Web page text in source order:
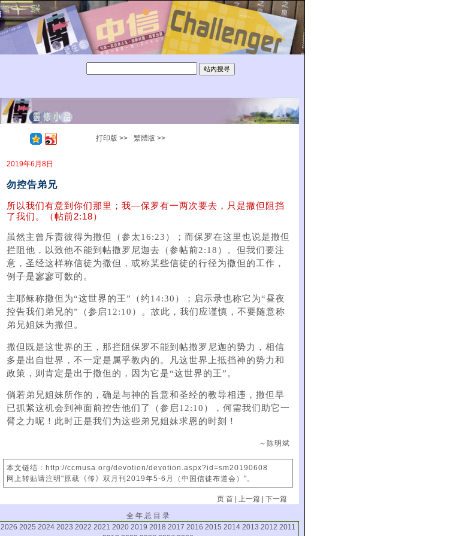
打印版 >> 繁體版 >>
2019年6月8日
勿控告弟兄
所以我们有意到你们那里；我—保罗有一两次要去，只是撒但阻挡
了我们。（帖前2:18）
虽然主曾斥责彼得为撒但（参太16:23）；而保罗在这里也说是撒但
拦阻他，以致他不能到帖撒罗尼迦去（参帖前2:18）。但我们要注
意，圣经这样称信徒为撒但，或称某些信徒的行径为撒但的工作，
例子是寥寥可数的。
主耶稣称撒但为“这世界的王”（约14:30）；启示录也称它为“昼夜
控告我们弟兄的”（参启12:10）。故此，我们应谨慎，不要随意称
弟兄姐妹为撒但。
撒但既是这世界的王，那拦阻保罗不能到帖撒罗尼迦的势力，相信
多是出自世界，不一定是属乎教内的。凡这世界上抵挡神的势力和
政策，则肯定是出于撒但的，因为它是“这世界的王”。
倘若弟兄姐妹所作的，确是与神的旨意和圣经的教导相违，撒但早
已抓紧这机会到神面前控告他们了（参启12:10），何需我们助它一
臂之力呢！此时正是我们为这些弟兄姐妹求恩的时刻！
～陈明斌
本文链结：http://ccmusa.org/devotion/devotion.aspx?id=sm20190608
网上转贴请注明"原载《传》双月刊2019年5-6月（中国信徒布道会）"。
页 首 |上一篇 |下一篇
全 年 总 目 录
2026 2025 2024 2023 2022 2021 2020 2019 2018 2017 2016 2015 2014 2013 2012 2011